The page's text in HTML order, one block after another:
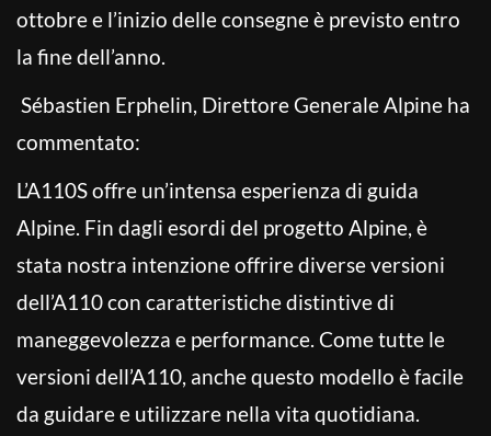
ottobre e l’inizio delle consegne è previsto entro
la fine dell’anno.
Sébastien Erphelin, Direttore Generale Alpine ha
commentato:
L’A110S offre un’intensa esperienza di guida
Alpine. Fin dagli esordi del progetto Alpine, è
stata nostra intenzione offrire diverse versioni
dell’A110 con caratteristiche distintive di
maneggevolezza e performance. Come tutte le
versioni dell’A110, anche questo modello è facile
da guidare e utilizzare nella vita quotidiana.